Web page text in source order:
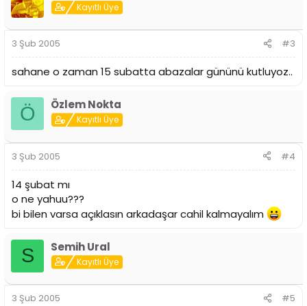
Kayıtlı Üye
3 Şub 2005 #3
sahane o zaman 15 subatta abazalar gününü kutluyoz..
Ö Özlem Nokta
Kayıtlı Üye
3 Şub 2005 #4
14 şubat mı
o ne yahuu???
bi bilen varsa açıklasın arkadaşar cahil kalmayalım
S Semih Ural
Kayıtlı Üye
3 Şub 2005 #5